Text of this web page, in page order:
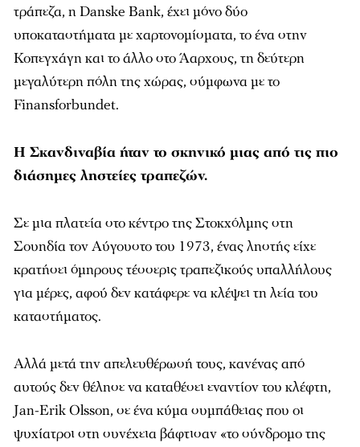
τράπεζα, η Danske Bank, έχει μόνο δύο
υποκαταστήματα με χαρτονομίσματα, το ένα στην
Κοπεγχάγη και το άλλο στο Άαρχους, τη δεύτερη
μεγαλύτερη πόλη της χώρας, σύμφωνα με το
Finansforbundet.
Η Σκανδιναβία ήταν το σκηνικό μιας από τις πιο
διάσημες ληστείες τραπεζών.
Σε μια πλατεία στο κέντρο της Στοκχόλμης στη
Σουηδία τον Αύγουστο του 1973, ένας ληστής είχε
κρατήσει όμηρους τέσσερις τραπεζικούς υπαλλήλους
για μέρες, αφού δεν κατάφερε να κλέψει τη λεία του
καταστήματος.
Αλλά μετά την απελευθέρωσή τους, κανένας από
αυτούς δεν θέλησε να καταθέσει εναντίον του κλέφτη,
Jan-Erik Olsson, σε ένα κύμα συμπάθειας που οι
ψυχίατροι στη συνέχεια βάφτισαν «το σύνδρομο της